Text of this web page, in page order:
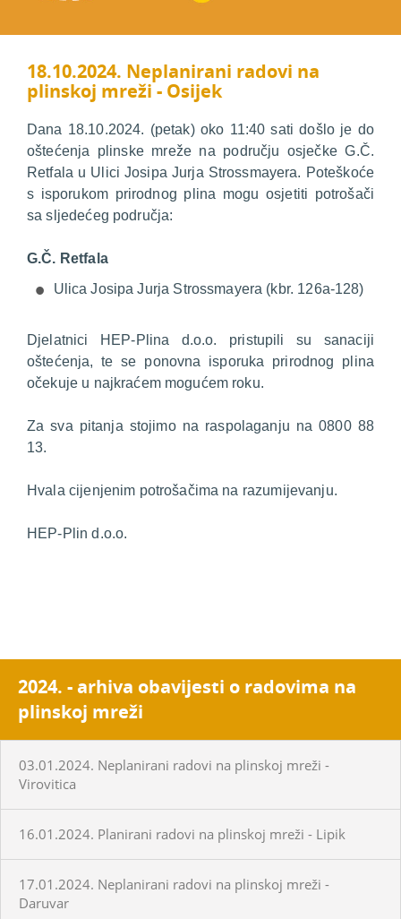
18.10.2024. Neplanirani radovi na
plinskoj mreži - Osijek
Dana 18.10.2024. (petak) oko 11:40 sati došlo je do
oštećenja plinske mreže na području osječke G.Č.
Retfala u Ulici Josipa Jurja Strossmayera. Poteškoće
s isporukom prirodnog plina mogu osjetiti potrošači
sa sljedećeg područja:
G.Č. Retfala
Ulica Josipa Jurja Strossmayera (kbr. 126a-128)
Djelatnici HEP-Plina d.o.o. pristupili su sanaciji
oštećenja, te se ponovna isporuka prirodnog plina
očekuje u najkraćem mogućem roku.
Za sva pitanja stojimo na raspolaganju na 0800 88
13.
Hvala cijenjenim potrošačima na razumijevanju.
HEP-Plin d.o.o.
2024. - arhiva obavijesti o radovima na
plinskoj mreži
03.01.2024. Neplanirani radovi na plinskoj mreži -
Virovitica
16.01.2024. Planirani radovi na plinskoj mreži - Lipik
17.01.2024. Neplanirani radovi na plinskoj mreži -
Daruvar